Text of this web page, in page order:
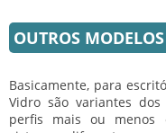
OUTROS
Basicamente, para
Vidro são variantes
perfis mais ou menos